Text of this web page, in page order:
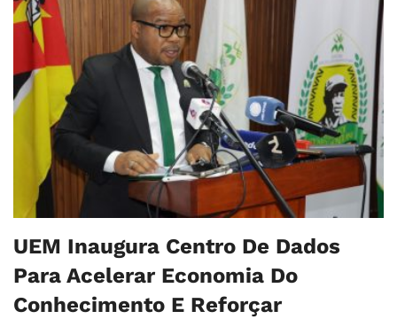
UEM Inaugura Centro De Dados
Para Acelerar Economia Do
Conhecimento E Reforçar